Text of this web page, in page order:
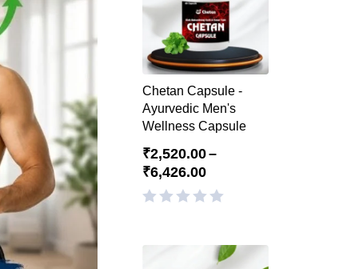
Chetan Capsule -
Ayurvedic Men's
Wellness Capsule
₹2,520.00–
₹6,426.00